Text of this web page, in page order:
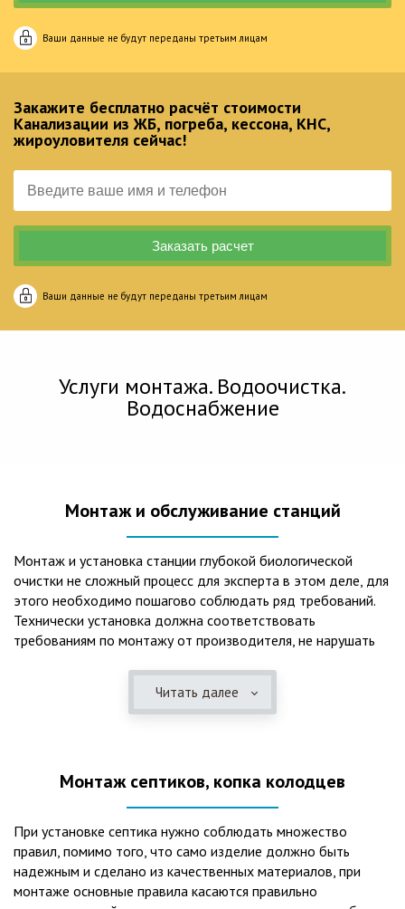
Ваши данные не будут переданы третьим лицам
Закажите бесплатно расчёт стоимости
Канализации из ЖБ, погреба, кессона, КНС,
жироуловителя сейчас!
Ваши данные не будут переданы третьим лицам
Услуги монтажа. Водоочистка.
Водоснабжение
Монтаж и обслуживание станций
Монтаж и установка станции глубокой биологической
очистки не сложный процесс для эксперта в этом деле, для
этого необходимо пошагово соблюдать ряд требований.
Технически установка должна соответствовать
требованиям по монтажу от производителя, не нарушать
представления о требованиях ПУЭ, ведь не качественный
монтаж может привезти не только к выходу из строя
вод – самый эффективный способ из всех существующих
оборудования вода может применяться для хозяйственных
нужд и полива огорода, а остатки ила при чистке могут
стать эффективным удобрением. Нет необходимости
тратить средства на ассенизаторскую машину. Системы
Читать далее
Монтаж септиков, копка колодцев
При установке септика нужно соблюдать множество
правил, помимо того, что само изделие должно быть
надежным и сделано из качественных материалов, при
монтаже основные правила касаются правильно